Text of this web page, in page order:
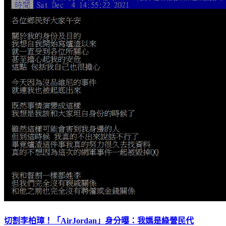
切割李柏璋！「AirJordan」身分曝：我媽是綠營民代